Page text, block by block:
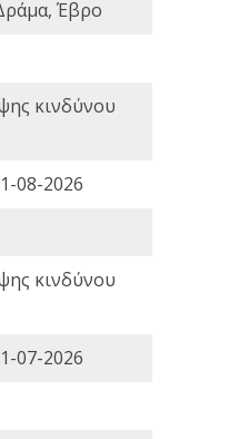
Έβρο
κινδύνου
08-2026
κινδύνου
07-2026